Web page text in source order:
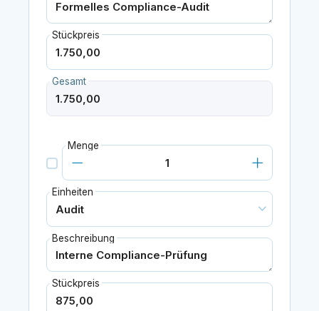
Stückpreis
Gesamt
Menge
Einheiten
Beschreibung
Stückpreis